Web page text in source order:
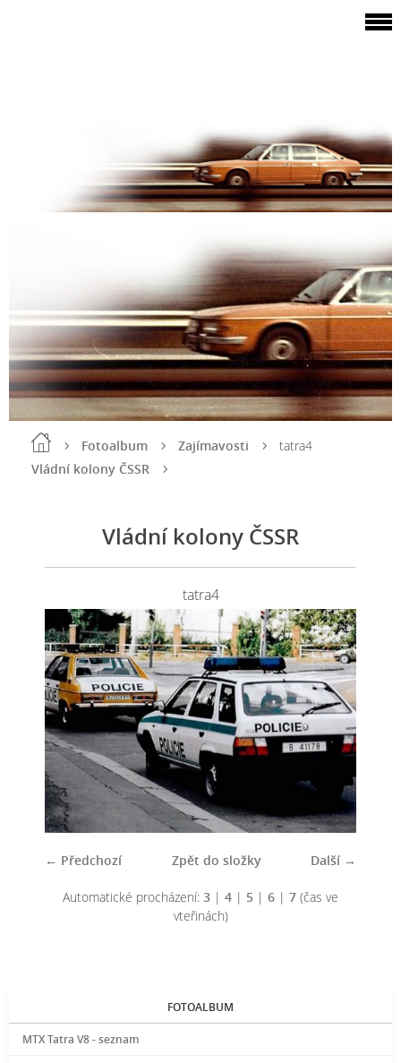
Fotoalbum
Zajímavosti
Vládní kolony ČSSR
tatra4
Vládní kolony ČSSR
tatra4
← Předchozí Další →
Zpět do složky
Automatické procházení: 3 | 4 | 5 | 6 | 7 (čas ve
vteřinách)
FOTOALBUM
MTX Tatra V8 - seznam